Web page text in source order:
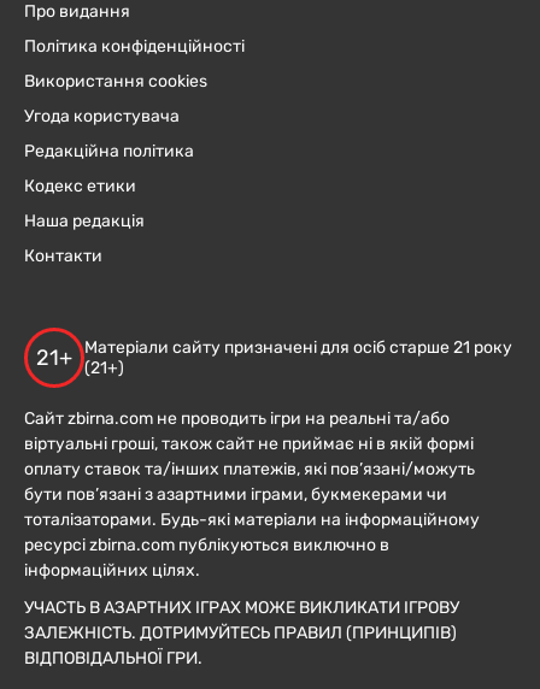
Про видання
Політика конфіденційності
Використання cookies
Угода користувача
Редакційна політика
Кодекс етики
Наша редакція
Контакти
21+
Матеріали сайту призначені для осіб старше 21 року
(21+)
Сайт zbirna.com не проводить ігри на реальні та/або
віртуальні гроші, також сайт не приймає ні в якій формі
оплату ставок та/інших платежів, які пов’язані/можуть
бути пов’язані з азартними іграми, букмекерами чи
тоталізаторами. Будь-які матеріали на інформаційному
ресурсі zbirna.com публікуються виключно в
інформаційних цілях.
УЧАСТЬ В АЗАРТНИХ ІГРАХ МОЖЕ ВИКЛИКАТИ ІГРОВУ
ЗАЛЕЖНІСТЬ. ДОТРИМУЙТЕСЬ ПРАВИЛ (ПРИНЦИПІВ)
ВІДПОВІДАЛЬНОЇ ГРИ.